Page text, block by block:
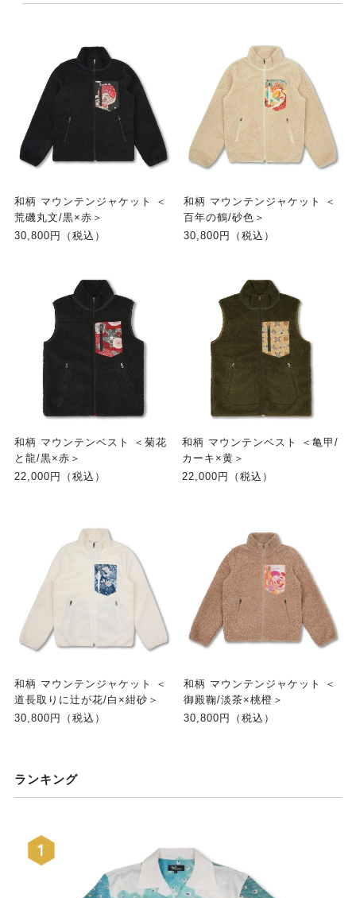
和柄 マウンテンジャケット ＜
荒磯丸文/黒×赤＞
30,800円（税込）
和柄 マウンテンジャケット ＜
百年の鶴/砂色＞
30,800円（税込）
和柄 マウンテンベスト ＜菊花
と龍/黒×赤＞
22,000円（税込）
和柄 マウンテンベスト ＜亀甲/
カーキ×黄＞
22,000円（税込）
和柄 マウンテンジャケット ＜
道長取りに辻が花/白×紺砂＞
30,800円（税込）
和柄 マウンテンジャケット ＜
御殿鞠/淡茶×桃橙＞
30,800円（税込）
ランキング